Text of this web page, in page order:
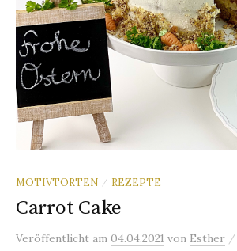
MOTIVTORTEN / REZEPTE
Carrot Cake
Veröffentlicht am 04.04.2021 von Esther /